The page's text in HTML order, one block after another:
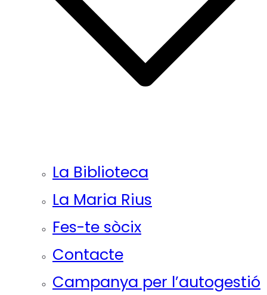
La Biblioteca
La Maria Rius
Fes-te sòcix
Contacte
Campanya per l’autogestió